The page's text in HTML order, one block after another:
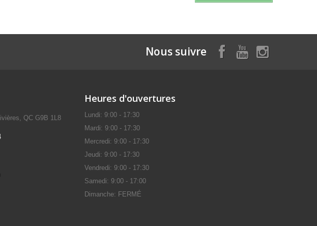
Nous suivre
QC G9B 1L8
Heures d'ouvertures
Lundi: 9:00 - 17:30
Mardi: 9:00 - 17:30
Mercredi: 9:00 - 17:30
Jeudi: 9:00 - 17:30
Vendredi: 9:00 - 17:30
Samedi: 9:00 - 17:00
Dimanche: FERMÉ